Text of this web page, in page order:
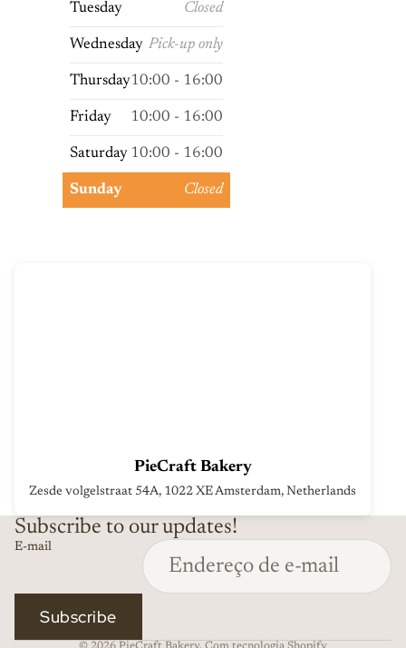
Tuesday Closed
Wednesday Pick-up only
Thursday10:00 - 16:00
Friday 10:00 - 16:00
Saturday 10:00 - 16:00
Sunday Closed
PieCraft Bakery
Zesde volgelstraat 54A, 1022 XE Amsterdam, Netherlands
Subscribe to our updates!
E-mail
Subscribe
Política de reembolso
Política de privacidade
Informações de contacto